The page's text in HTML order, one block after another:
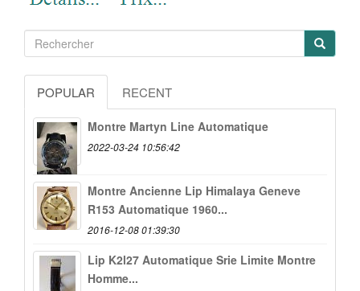
POPULAR RECENT
Montre Martyn Line Automatique
2022-03-24 10:56:42
Montre Ancienne Lip Himalaya Geneve
R153 Automatique 1960...
2016-12-08 01:39:30
Lip K2l27 Automatique Srie Limite Montre
Homme...